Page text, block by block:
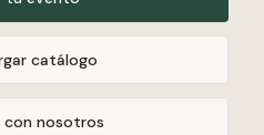
catálogo
nosotros